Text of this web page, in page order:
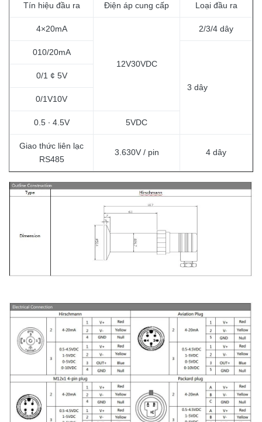
Tín hiệu đầu ra Điện áp cung cấp Loại đầu ra
4×20mA
12V30VDC
2/3/4 dây
010/20mA
3 dây
0/1 ¢ 5V
0/1V10V
0.5 ∙ 4.5V 5VDC
Giao thức liên lạc
RS485
3.630V / pin 4 dây